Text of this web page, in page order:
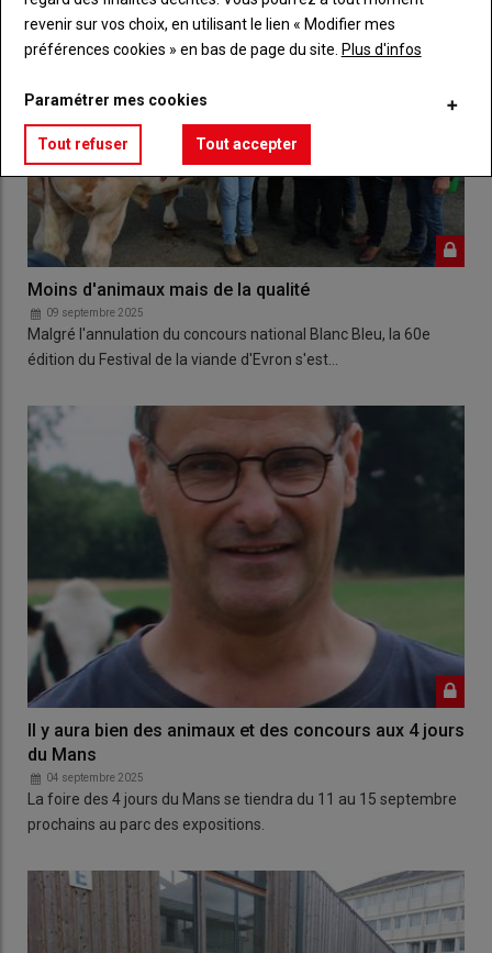
Moins d'animaux mais de la qualité
09 septembre 2025
Malgré l'annulation du concours national Blanc Bleu, la 60e
édition du Festival de la viande d'Evron s'est…
Il y aura bien des animaux et des concours aux 4 jours
du Mans
04 septembre 2025
La foire des 4 jours du Mans se tiendra du 11 au 15 septembre
prochains au parc des expositions.
revenir sur vos choix, en utilisant le lien « Modifier mes
préférences cookies » en bas de page du site. Plus d'infos
Paramétrer mes cookies
Tout refuser Tout accepter